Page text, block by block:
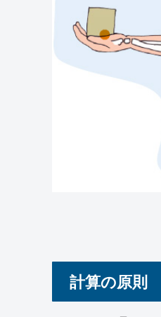
計算の原則